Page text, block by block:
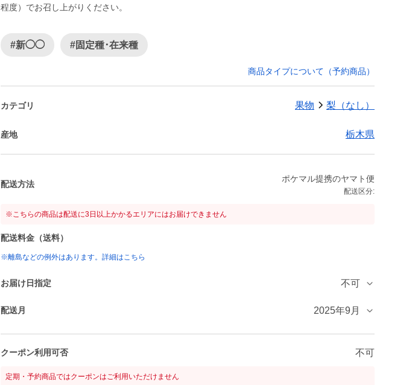
程度）でお召し上がりください。
#新◯◯ #固定種･在来種
商品タイプについて（予約商品）
カテゴリ 果物 梨（なし）
産地 栃木県
配送方法
ポケマル提携のヤマト便
配送区分:
※こちらの商品は配送に3日以上かかるエリアにはお届けできません
配送料金（送料）
※離島などの例外はあります。詳細はこちら
お届け日指定 不可
配送月 2025年9月
クーポン利用可否 不可
定期・予約商品ではクーポンはご利用いただけません